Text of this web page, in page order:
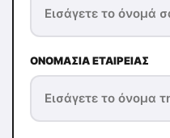
ΟΝΟΜΑΣΊΑ ΕΤΑΙΡΕΊΑΣ